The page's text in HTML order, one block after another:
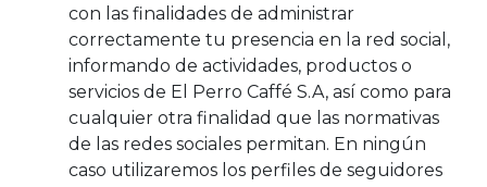
con las finalidades de administrar
correctamente tu presencia en la red social,
informando de actividades, productos o
servicios de El Perro Caffé S.A, así como para
cualquier otra finalidad que las normativas
de las redes sociales permitan. En ningún
caso utilizaremos los perfiles de seguidores